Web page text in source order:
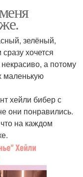
зелёный,
хочется
а потому
маленькую
хейли бибер с
они понравились.
на каждом